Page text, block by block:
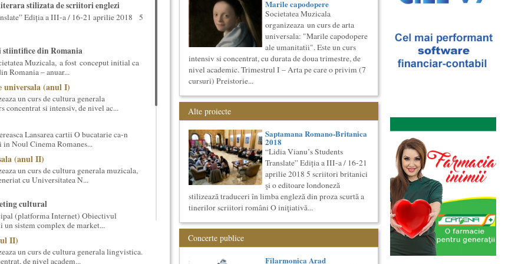
stilizata de scriitori englezi
Ediția a III-a / 16-21 aprilie 2018 5
din Romania
Muzicala, a fost conceput initial ca
Romania – anuar...
universala (anul I)
un curs de cultura generala
concentrat si intensiv, de nivel ac...
Lansarea cartii O bucatarie ca-n
Noul Cinema Romanes...
(anul II)
un curs de cultura generala muzicala,
cu Universitatea N...
cultural
(platforma Internet) Obiectivul
un sistem complex de market...
II)
un curs de cultura generala lingvistica.
de nivel academ...
Marile capodopere
Societatea Muzicala
organizeaza un curs de arta
universala: "Marile capodopere
ale umanitatii". Este un curs
intensiv si concentrat, cu durata de doua trimestre, de
nivel academic. Trimestrul I – Arta pe care o privim (7
cursuri) Preistorie...
Alte proiecte
Saptamana Romano-Britanica
2018
“Lidia Vianu’s Students
Translate” Ediția a III-a / 16-21
aprilie 2018 5 scriitori britanici
şi o editoare londoneză
stilizează traduceri în limba engleză din proza scurtă a
tinerilor scriitori români O iniţiativă...
Concerte publice
Filarmonica Arad